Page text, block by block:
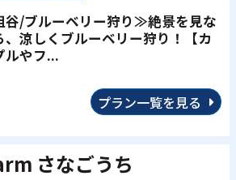
/ブルーベリー狩り≫絶景を見な
、涼しくブルーベリー狩り！【カ
ルやフ...
プラン一覧を見る
さなごうち